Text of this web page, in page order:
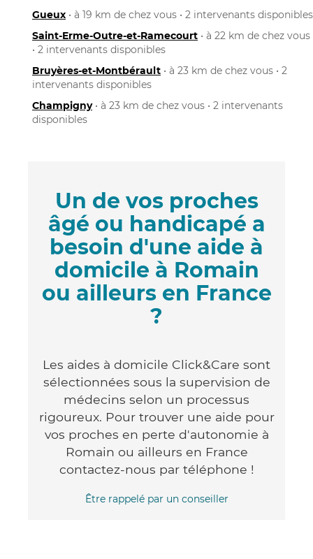
Gueux • à 19 km de chez vous • 2 intervenants disponibles
Saint-Erme-Outre-et-Ramecourt • à 22 km de chez vous
• 2 intervenants disponibles
Bruyères-et-Montbérault • à 23 km de chez vous • 2
intervenants disponibles
Champigny• à 23 km de chez vous • 2 intervenants
disponibles
Un de vos proches
âgé ou handicapé a
besoin d'une aide à
domicile à Romain
ou ailleurs en France
?
Les aides à domicile Click&Care sont
sélectionnées sous la supervision de
médecins selon un processus
rigoureux. Pour trouver une aide pour
vos proches en perte d'autonomie à
Romain ou ailleurs en France
contactez-nous par téléphone !
Être rappelé par un conseiller